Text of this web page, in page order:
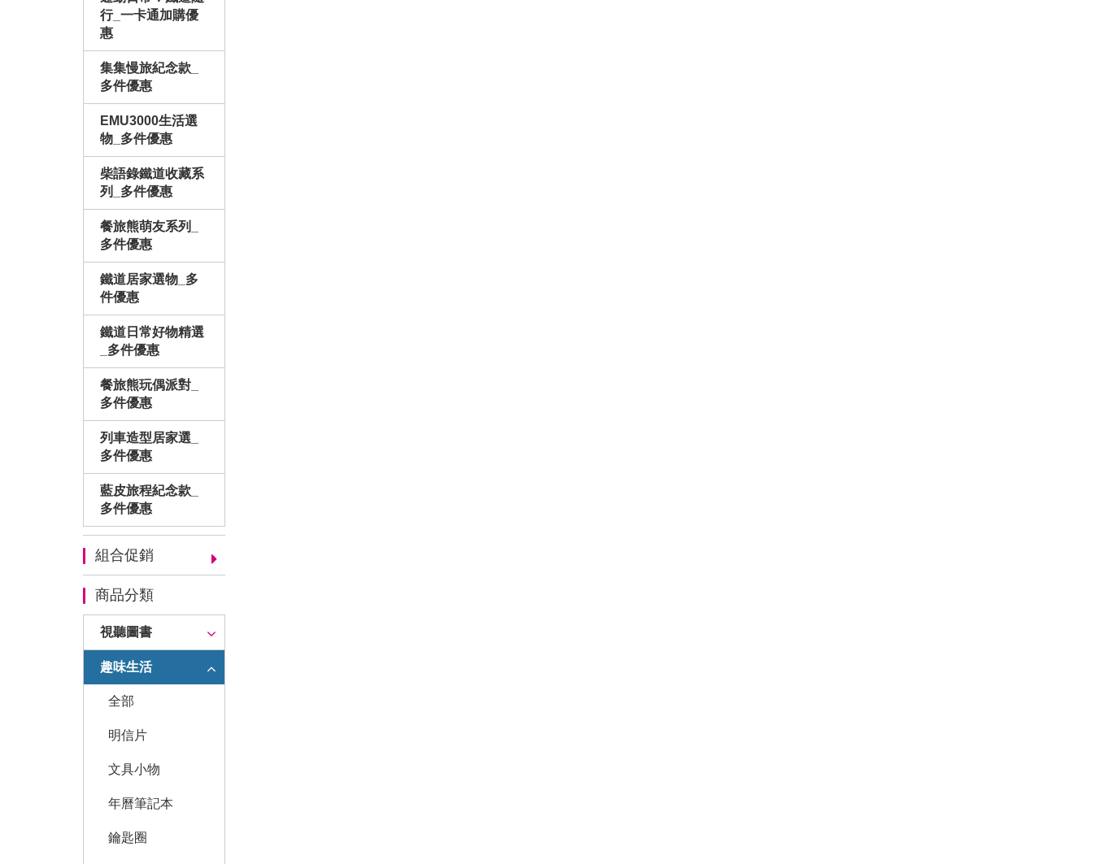
行_一卡通加購優
惠
集集慢旅紀念款_
多件優惠
EMU3000生活選
物_多件優惠
柴語錄鐵道收藏系
列_多件優惠
餐旅熊萌友系列_
多件優惠
鐵道居家選物_多
件優惠
鐵道日常好物精選
_多件優惠
餐旅熊玩偶派對_
多件優惠
列車造型居家選_
多件優惠
藍皮旅程紀念款_
多件優惠
組合促銷
商品分類
視聽圖書
趣味生活
全部
明信片
文具小物
年曆筆記本
鑰匙圈